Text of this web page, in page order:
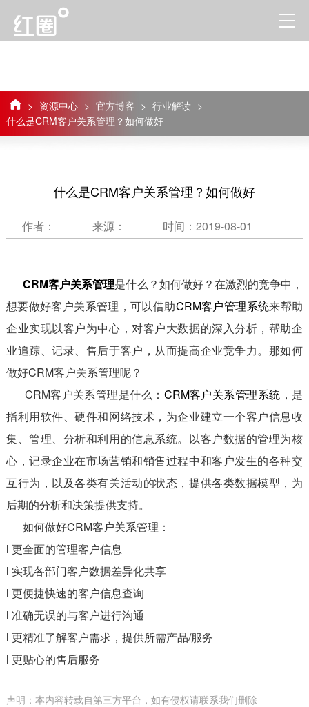
> 资源中心 > 官方博客 > 行业解读 >
什么是CRM客户关系管理？如何做好
什么是CRM客户关系管理？如何做好
作者： 来源： 时间：2019-08-01
CRM客户关系管理是什么？如何做好？在激烈的竞争中，
想要做好客户关系管理，可以借助CRM客户管理系统来帮助
企业实现以客户为中心，对客户大数据的深入分析，帮助企
业追踪、记录、售后于客户，从而提高企业竞争力。那如何
做好CRM客户关系管理呢？
CRM客户关系管理是什么： CRM客户关系管理系统 ，是
指利用软件、硬件和网络技术，为企业建立一个客户信息收
集、管理、分析和利用的信息系统。以客户数据的管理为核
心，记录企业在市场营销和销售过程中和客户发生的各种交
互行为，以及各类有关活动的状态，提供各类数据模型，为
后期的分析和决策提供支持。
如何做好CRM客户关系管理：
l 更全面的管理客户信息
l 实现各部门客户数据差异化共享
l 更便捷快速的客户信息查询
l 准确无误的与客户进行沟通
l 更精准了解客户需求，提供所需产品/服务
l 更贴心的售后服务
声明：本内容转载自第三方平台，如有侵权请联系我们删除